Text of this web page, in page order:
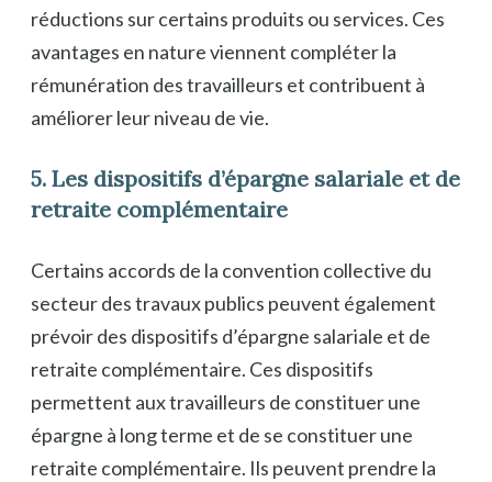
réductions sur certains produits ou services. Ces
avantages en nature viennent compléter la
rémunération des travailleurs et contribuent à
améliorer leur niveau de vie.
5. Les dispositifs d’épargne salariale et de
retraite complémentaire
Certains accords de la convention collective du
secteur des travaux publics peuvent également
prévoir des dispositifs d’épargne salariale et de
retraite complémentaire. Ces dispositifs
permettent aux travailleurs de constituer une
épargne à long terme et de se constituer une
retraite complémentaire. Ils peuvent prendre la